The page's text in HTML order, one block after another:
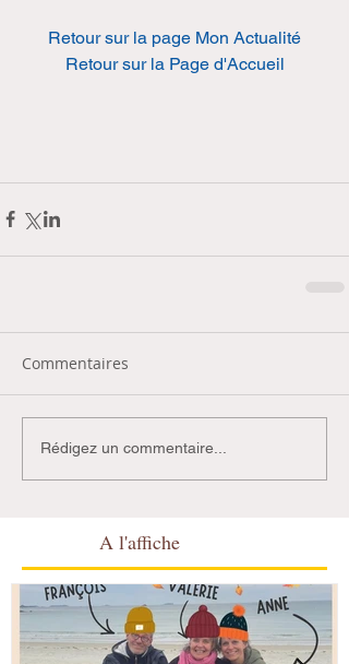
Retour sur la page Mon Actualité
Retour sur la Page d'Accueil
Commentaires
Rédigez un commentaire...
A l'affiche